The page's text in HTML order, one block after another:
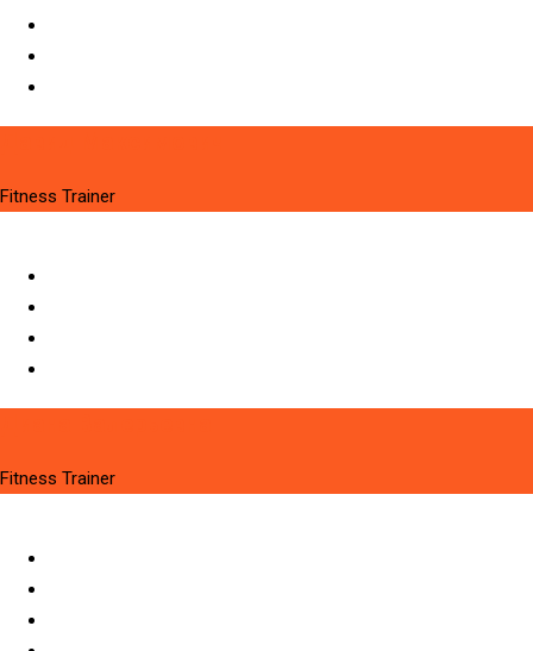
Fitness Trainer
Fitness Trainer